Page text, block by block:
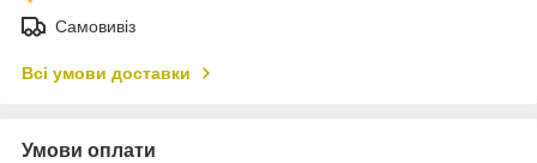
Самовивіз
Всі умови доставки
Умови оплати